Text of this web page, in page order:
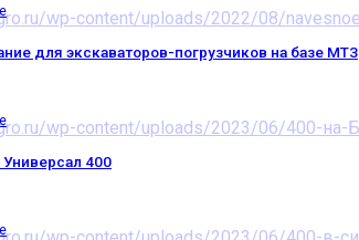
для экскаваторов-погрузчиков на базе МТЗ
400